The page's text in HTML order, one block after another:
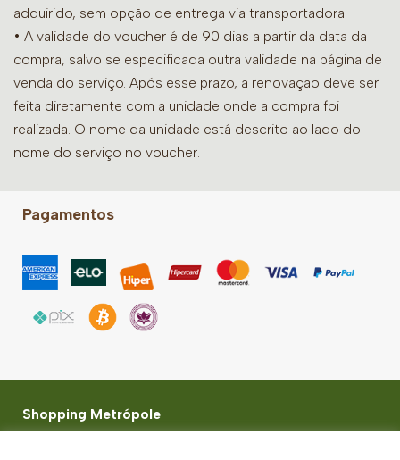
adquirido, sem opção de entrega via transportadora.
• A validade do voucher é de 90 dias a partir da data da
compra, salvo se especificada outra validade na página de
venda do serviço. Após esse prazo, a renovação deve ser
feita diretamente com a unidade onde a compra foi
realizada. O nome da unidade está descrito ao lado do
nome do serviço no voucher.
Pagamentos
Shopping Metrópole